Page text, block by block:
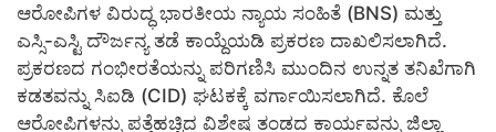
ಆರೋಪಿಗಳ ವಿರುದ್ಧ ಭಾರತೀಯ ನ್ಯಾಯ ಸಂಹಿತೆ (BNS) ಮತ್ತು
ಎಸ್ಸಿ-ಎಸ್ಟಿ ದೌರ್ಜನ್ಯ ತಡೆ ಕಾಯ್ದೆಯಡಿ ಪ್ರಕರಣ ದಾಖಲಿಸಲಾಗಿದೆ.
ಪ್ರಕರಣದ ಗಂಭೀರತೆಯನ್ನು ಪರಿಗಣಿಸಿ ಮುಂದಿನ ಉನ್ನತ ತನಿಖೆಗಾಗಿ
ಕಡತವನ್ನು ಸಿಐಡಿ (CID) ಘಟಕಕ್ಕೆ ವರ್ಗಾಯಿಸಲಾಗಿದೆ. ಕೊಲೆ
ಆರೋಪಿಗಳನ್ನು ಪತ್ತೆಹಚ್ಚಿದ ವಿಶೇಷ ತಂಡದ ಕಾರ್ಯವನ್ನು ಜಿಲ್ಲಾ